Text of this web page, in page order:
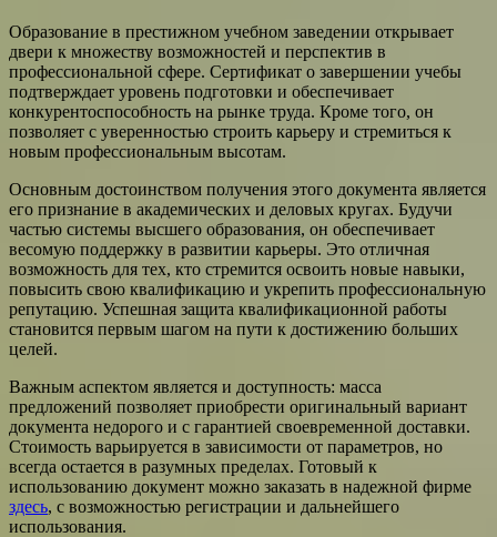
Образование в престижном учебном заведении открывает
двери к множеству возможностей и перспектив в
профессиональной сфере. Сертификат о завершении учебы
подтверждает уровень подготовки и обеспечивает
конкурентоспособность на рынке труда. Кроме того, он
позволяет с уверенностью строить карьеру и стремиться к
новым профессиональным высотам.
Основным достоинством получения этого документа является
его признание в академических и деловых кругах. Будучи
частью системы высшего образования, он обеспечивает
весомую поддержку в развитии карьеры. Это отличная
возможность для тех, кто стремится освоить новые навыки,
повысить свою квалификацию и укрепить профессиональную
репутацию. Успешная защита квалификационной работы
становится первым шагом на пути к достижению больших
целей.
Важным аспектом является и доступность: масса
предложений позволяет приобрести оригинальный вариант
документа недорого и с гарантией своевременной доставки.
Стоимость варьируется в зависимости от параметров, но
всегда остается в разумных пределах. Готовый к
использованию документ можно заказать в надежной фирме
здесь, с возможностью регистрации и дальнейшего
использования.